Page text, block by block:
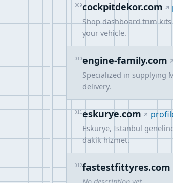
009cockpitdekor.com
Shop dashboard trim
your vehicle.
010engine-family.com
Specialized in supplying
delivery.
011eskurye.com
Eskurye, İstanbul
dakik hizmet.
012fastestfittyres.com